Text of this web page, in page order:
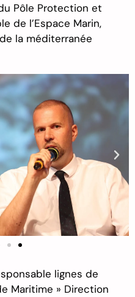
Pôle Protection et
de l’Espace Marin,
la méditerranée
lignes de
Maritime » Direction